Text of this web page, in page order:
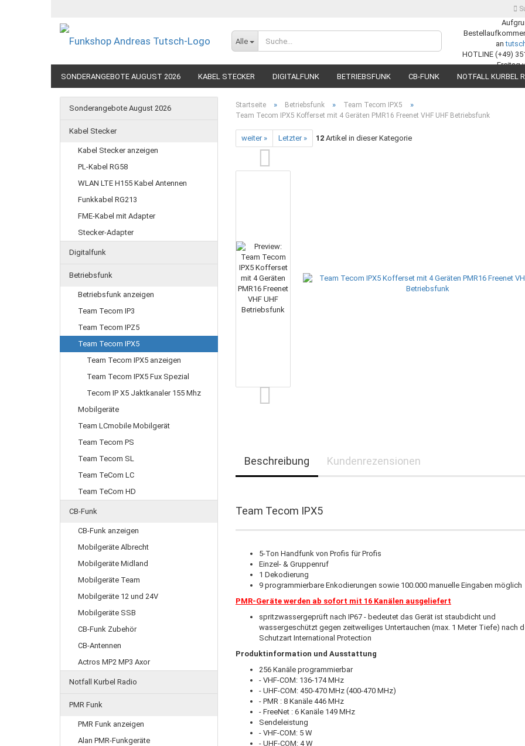
Lieferland
Alle
an
HOTLINE (+49)
Freitag
SONDERANGEBOTE AUGUST 2026
KABEL STECKER DIGITALFUNK BETRIEBSFUNK CB-FUNK NOTFALL KURBEL
Startseite » Betriebsfunk » Team Tecom IPX5 »
Team Tecom IPX5 Kofferset mit 4 Geräten PMR16 Freenet VHF UHF Betriebsfunk
weiter » Letzter » 12 Artikel in dieser Kategorie
Beschreibung Kundenrezensionen
Team Tecom IPX5
5-Ton Handfunk von Profis für Profis
Einzel- & Gruppenruf
1 Dekodierung
9 programmierbare Enkodierungen sowie 100.000 manuelle Eingaben möglich
PMR-Geräte werden ab sofort mit 16 Kanälen ausgeliefert
spritzwassergeprüft nach IP67 - bedeutet das Gerät ist staubdicht und
wassergeschützt gegen zeitweiliges Untertauchen (max. 1 Meter Tiefe) nach
Schutzart International Protection
Produktinformation und Ausstattung
256 Kanäle programmierbar
- VHF-COM: 136-174 MHz
- UHF-COM: 450-470 MHz (400-470 MHz)
- PMR : 8 Kanäle 446 MHz
- FreeNet : 6 Kanäle 149 MHz
Sendeleistung
- VHF-COM: 5 W
- UHF-COM: 4 W
Sonderangebote August 2026
Kabel Stecker
Kabel Stecker anzeigen
PL-Kabel RG58
WLAN LTE H155 Kabel Antennen
Funkkabel RG213
FME-Kabel mit Adapter
Stecker-Adapter
Digitalfunk
Betriebsfunk
Betriebsfunk anzeigen
Team Tecom IP3
Team Tecom IPZ5
Team Tecom IPX5
Team Tecom IPX5 anzeigen
Team Tecom IPX5 Fux Spezial
Tecom IP X5 Jaktkanaler 155 Mhz
Mobilgeräte
Team LCmobile Mobilgerät
Team Tecom PS
Team Tecom SL
Team TeCom LC
Team TeCom HD
CB-Funk
CB-Funk anzeigen
Mobilgeräte Albrecht
Mobilgeräte Midland
Mobilgeräte Team
Mobilgeräte 12 und 24V
Mobilgeräte SSB
CB-Funk Zubehör
CB-Antennen
Actros MP2 MP3 Axor
Notfall Kurbel Radio
PMR Funk
PMR Funk anzeigen
Alan PMR-Funkgeräte